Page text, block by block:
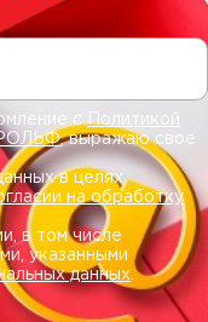
сПолитикой
РОЛЬФ, выражаю свое
в целях
на обработку
в том числе
указанными
данных